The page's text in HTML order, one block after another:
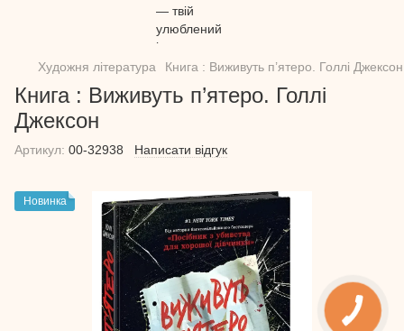
Художня література Книга : Виживуть п’ятеро. Голлі Джексон
Книга : Виживуть п’ятеро. Голлі
Джексон
Артикул: 00-32938 Написати відгук
Новинка